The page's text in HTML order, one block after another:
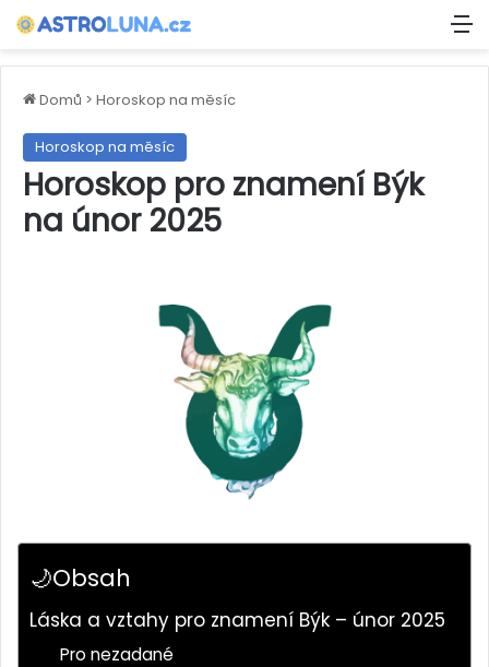
Domů > Horoskop na měsíc
Horoskop na měsíc
Horoskop pro znamení Býk
na únor 2025
🌙Obsah
Láska a vztahy pro znamení Býk – únor 2025
Pro nezadané